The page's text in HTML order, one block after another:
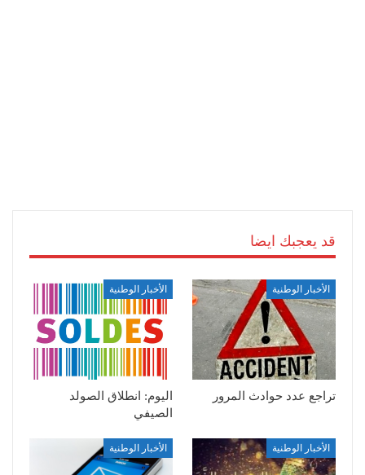
قد يعجبك ايضا
الأخبار الوطنية
تراجع عدد حوادث المرور
الأخبار الوطنية
اليوم: انطلاق الصولد
الصيفي
الأخبار الوطنية الأخبار الوطنية